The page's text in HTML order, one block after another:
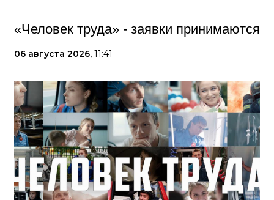
«Человек труда» - заявки принимаются
06 августа 2026, 11:41